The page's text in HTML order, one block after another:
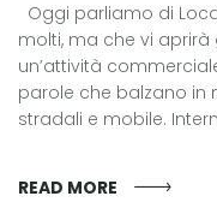
Oggi parliamo di
molti, ma che vi
un’attività
parole che balzano in
stradali e mobile.
READ MORE